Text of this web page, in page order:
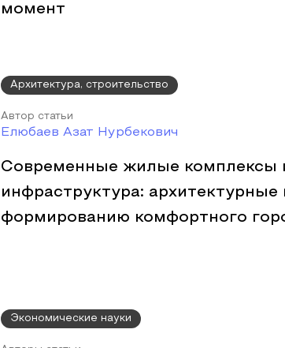
момент
Архитектура, строительство
Автор статьи
Елюбаев Азат Нурбекович
Современные жилые комплексы
инфраструктура: архитектурные
формированию комфортного
Экономические науки